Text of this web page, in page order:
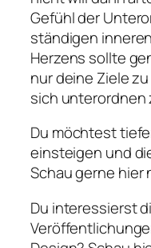
Gefühl der
ständigen
Herzens sollte
nur deine Ziele
sich unterordnen
Du möchtest
einsteigen und
Schau gerne hier
Du interessierst